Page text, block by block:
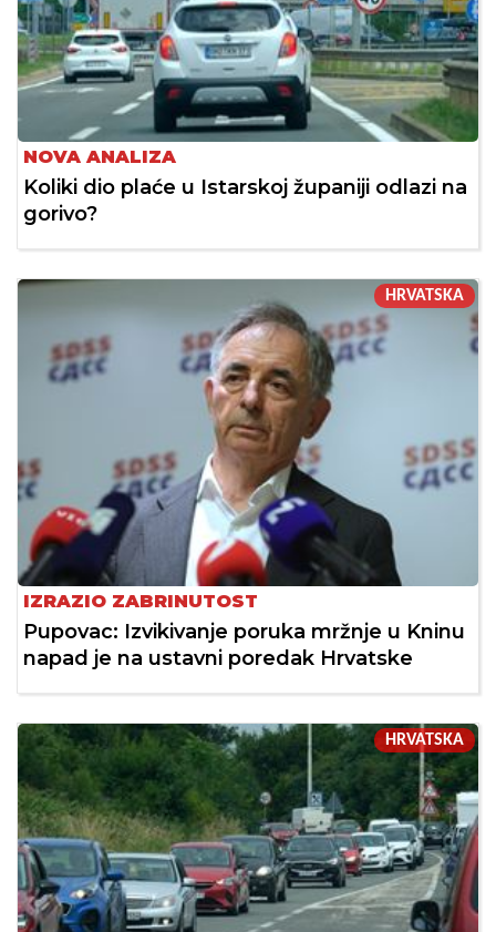
NOVA ANALIZA
Koliki dio plaće u Istarskoj županiji odlazi na
gorivo?
HRVATSKA
IZRAZIO ZABRINUTOST
Pupovac: Izvikivanje poruka mržnje u Kninu
napad je na ustavni poredak Hrvatske
HRVATSKA